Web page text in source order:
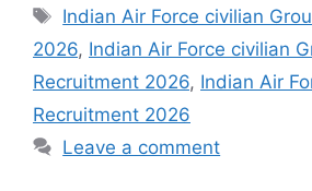
Tags
Indian Air Force civilian
2026, Indian Air Force civilian
Recruitment 2026, Indian Air
Recruitment 2026
Leave a comment